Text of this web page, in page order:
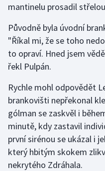
Short track
Sportovní střelba
Stolní tenis
Triatlon
Vodní slalom
Volejbal
mantinelu prosadil
Původně byla úvodní
"Říkal mi, že se toho
to opraví. Hned jsem
řekl Pulpán.
Rychle mohl odpovědět
brankovišti nepřekonal
gólman se zaskvěl i
minutě, kdy zastavil
první sirénou se ukázal i
který hbitým skokem
nekrytého Zdráhala.